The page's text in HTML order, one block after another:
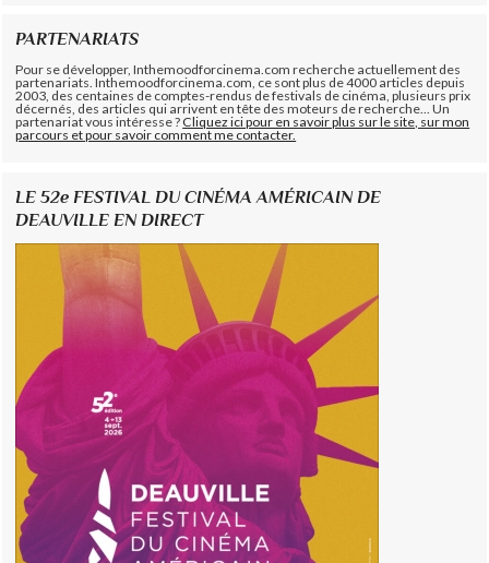
PARTENARIATS
Pour se développer, Inthemoodforcinema.com recherche actuellement des
partenariats. Inthemoodforcinema.com, ce sont plus de 4000 articles depuis
2003, des centaines de comptes-rendus de festivals de cinéma, plusieurs prix
décernés, des articles qui arrivent en tête des moteurs de recherche... Un
partenariat vous intéresse ?Cliquez ici pour en savoir plus sur le site, sur mon
parcours et pour savoir comment me contacter.
LE 52e FESTIVAL DU CINÉMA AMÉRICAIN DE
DEAUVILLE EN DIRECT